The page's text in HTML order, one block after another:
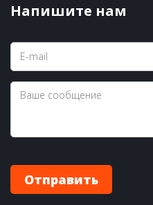
Напишите нам
Отправить